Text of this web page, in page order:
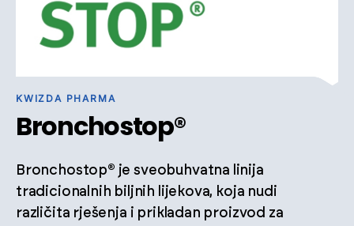
KWIZDA PHARMA
Bronchostop®
Bronchostop® je sveobuhvatna linija
tradicionalnih biljnih lijekova, koja nudi
različita rješenja i prikladan proizvod za